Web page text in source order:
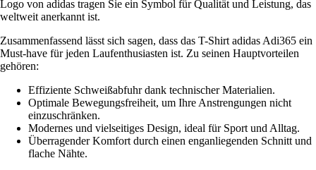
Logo von adidas tragen Sie ein Symbol für Qualität und Leistung, das
weltweit anerkannt ist.
Zusammenfassend lässt sich sagen, dass das T-Shirt adidas Adi365 ein
Must-have für jeden Laufenthusiasten ist. Zu seinen Hauptvorteilen
gehören:
Effiziente Schweißabfuhr dank technischer Materialien.
Optimale Bewegungsfreiheit, um Ihre Anstrengungen nicht
einzuschränken.
Modernes und vielseitiges Design, ideal für Sport und Alltag.
Überragender Komfort durch einen enganliegenden Schnitt und
flache Nähte.